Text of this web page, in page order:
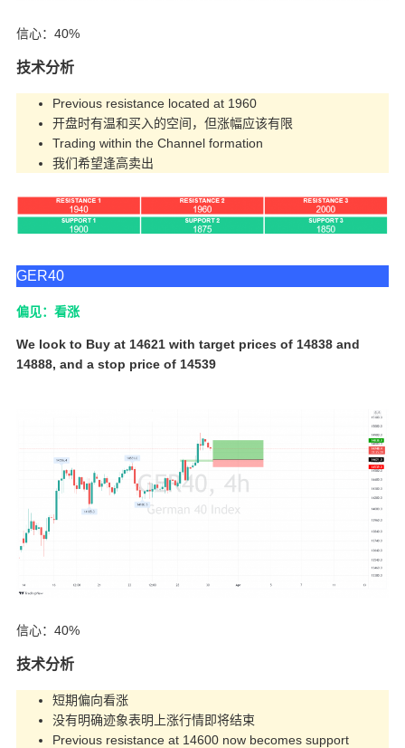
信心：40%
技术分析
Previous resistance located at 1960
开盘时有温和买入的空间，但涨幅应该有限
Trading within the Channel formation
我们希望逢高卖出
GER40
偏见：看涨
We look to Buy at 14621 with target prices of 14838 and
14888, and a stop price of 14539
信心：40%
技术分析
短期偏向看涨
没有明确迹象表明上涨行情即将结束
Previous resistance at 14600 now becomes support